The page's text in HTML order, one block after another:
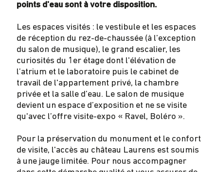
points d'eau sont à votre disposition.
Les espaces visités : le vestibule et les espaces
de réception du rez-de-chaussée (à l’exception
du salon de musique), le grand escalier, les
curiosités du 1er étage dont l'élévation de
l’atrium et le laboratoire puis le cabinet de
travail de l'appartement privé, la chambre
privée et la salle d’eau. Le salon de musique
devient un espace d’exposition et ne se visite
qu'avec l’offre visite-expo « Ravel, Boléro ».
Pour la préservation du monument et le confort
de visite, l'accès au château Laurens est soumis
à une jauge limitée. Pour nous accompagner